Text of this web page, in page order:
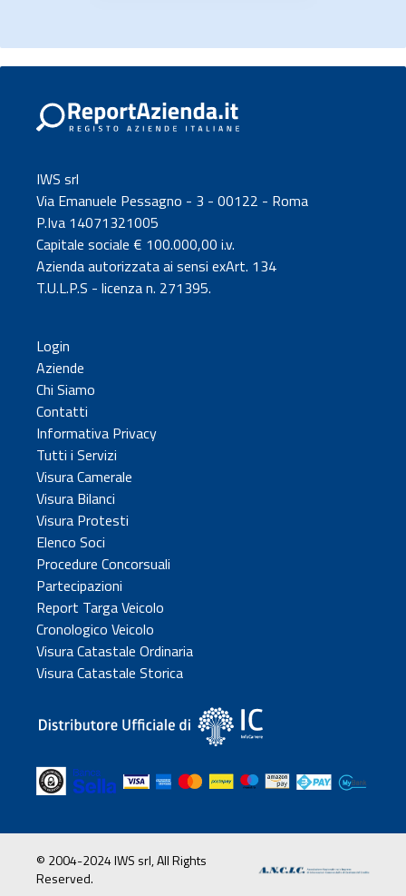
IWS srl
Via Emanuele Pessagno - 3 - 00122 - Roma
P.Iva 14071321005
Capitale sociale € 100.000,00 i.v.
Azienda autorizzata ai sensi exArt. 134
T.U.L.P.S - licenza n. 271395.
Login
Aziende
Chi Siamo
Contatti
Informativa Privacy
Tutti i Servizi
Visura Camerale
Visura Bilanci
Visura Protesti
Elenco Soci
Procedure Concorsuali
Partecipazioni
Report Targa Veicolo
Cronologico Veicolo
Visura Catastale Ordinaria
Visura Catastale Storica
© 2004-2024 IWS srl, All Rights
Reserved.